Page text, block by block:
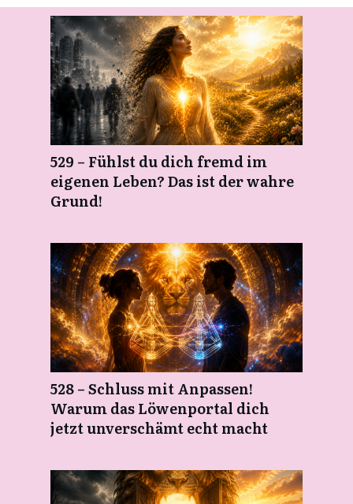
529 – Fühlst du dich fremd im
eigenen Leben? Das ist der wahre
Grund!
528 – Schluss mit Anpassen!
Warum das Löwenportal dich
jetzt unverschämt echt macht